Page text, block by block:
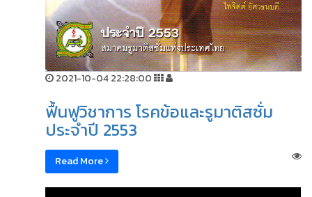
2021-10-04 22:28:00
ฟื้นฟูวิชาการ โรคข้อและรูมาติสซั่ม
ประจำปี 2553
Read More